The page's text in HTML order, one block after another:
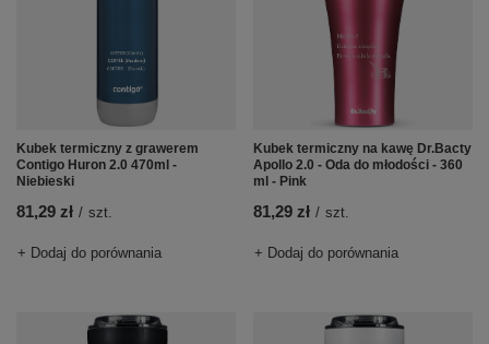
Kubek termiczny z grawerem
Contigo Huron 2.0 470ml -
Niebieski
81,29 zł / szt.
+ Dodaj do porównania
Kubek termiczny na kawę Dr.Bacty
Apollo 2.0 - Oda do młodości - 360
ml - Pink
81,29 zł / szt.
+ Dodaj do porównania